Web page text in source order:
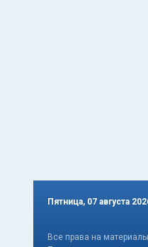
Пятница, 07 августа
Все права на